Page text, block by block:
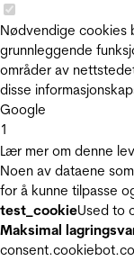
Nødvendige cookies
grunnleggende
områder av
disse
Google
1
Lær mer om denne
Noen av dataene
for å kunne tilpasse
test_cookieUsed to
Maksimal